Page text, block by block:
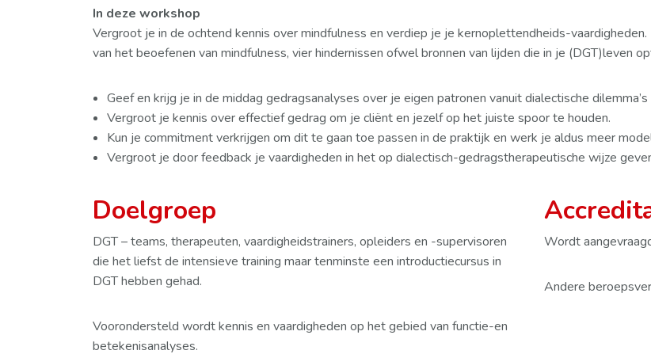
In deze workshop
Vergroot je in de ochtend kennis over mindfulness en verdiep je je kernoplettendheids-
van het beoefenen van mindfulness, vier hindernissen ofwel bronnen van lijden die in je (DGT)leven
Geef en krijg je in de middag gedragsanalyses over je eigen patronen vanuit dialectische dilemma’s
Vergroot je kennis over effectief gedrag om je cliënt en jezelf op het juiste spoor te houden.
Kun je commitment verkrijgen om dit te gaan toe passen in de praktijk en werk je aldus meer
Vergroot je door feedback je vaardigheden in het op dialectisch-gedragstherapeutische wijze
Doelgroep
DGT – teams, therapeuten, vaardigheidstrainers, opleiders en -supervisoren
die het liefst de intensieve training maar tenminste een introductiecursus in
DGT hebben gehad.
Voorondersteld wordt kennis en vaardigheden op het gebied van functie-en
betekenisanalyses.
Wordt
Andere